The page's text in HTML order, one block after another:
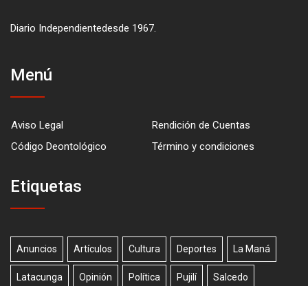
Diario Independientedesde 1967.
Menú
Aviso Legal
Rendición de Cuentas
Código Deontológico
Término y condiciones
Etiquetas
Anuncios Artículos Cultura Deportes La Maná
Latacunga Opinión Política Pujilí Salcedo